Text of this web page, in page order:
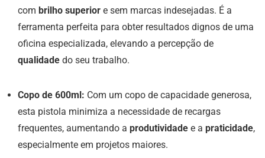
com brilho superior e sem marcas indesejadas. É a
ferramenta perfeita para obter resultados dignos de uma
oficina especializada, elevando a percepção de
qualidade do seu trabalho.
Copo de 600ml: Com um copo de capacidade generosa,
esta pistola minimiza a necessidade de recargas
frequentes, aumentando a produtividade e a praticidade,
especialmente em projetos maiores.